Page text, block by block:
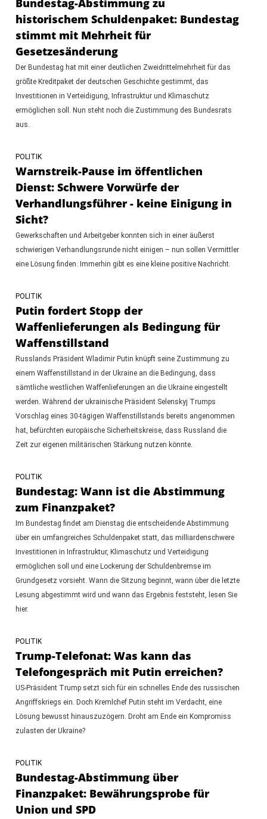
Bundestag-Abstimmung zu
historischem Schuldenpaket: Bundestag
stimmt mit Mehrheit für
Gesetzesänderung
Der Bundestag hat mit einer deutlichen Zweidrittelmehrheit für das
größte Kreditpaket der deutschen Geschichte gestimmt, das
Investitionen in Verteidigung, Infrastruktur und Klimaschutz
ermöglichen soll. Nun steht noch die Zustimmung des Bundesrats
aus.
POLITIK
Warnstreik-Pause im öffentlichen
Dienst: Schwere Vorwürfe der
Verhandlungsführer - keine Einigung in
Sicht?
Gewerkschaften und Arbeitgeber konnten sich in einer äußerst
schwierigen Verhandlungsrunde nicht einigen – nun sollen Vermittler
eine Lösung finden. Immerhin gibt es eine kleine positive Nachricht.
POLITIK
Putin fordert Stopp der
Waffenlieferungen als Bedingung für
Waffenstillstand
Russlands Präsident Wladimir Putin knüpft seine Zustimmung zu
einem Waffenstillstand in der Ukraine an die Bedingung, dass
sämtliche westlichen Waffenlieferungen an die Ukraine eingestellt
werden. Während der ukrainische Präsident Selenskyj Trumps
Vorschlag eines 30-tägigen Waffenstillstands bereits angenommen
hat, befürchten europäische Sicherheitskreise, dass Russland die
Zeit zur eigenen militärischen Stärkung nutzen könnte.
POLITIK
Bundestag: Wann ist die Abstimmung
zum Finanzpaket?
Im Bundestag findet am Dienstag die entscheidende Abstimmung
über ein umfangreiches Schuldenpaket statt, das milliardenschwere
Investitionen in Infrastruktur, Klimaschutz und Verteidigung
ermöglichen soll und eine Lockerung der Schuldenbremse im
Grundgesetz vorsieht. Wann die Sitzung beginnt, wann über die letzte
Lesung abgestimmt wird und wann das Ergebnis feststeht, lesen Sie
hier.
POLITIK
Trump-Telefonat: Was kann das
Telefongespräch mit Putin erreichen?
US-Präsident Trump setzt sich für ein schnelles Ende des russischen
Angriffskriegs ein. Doch Kremlchef Putin steht im Verdacht, eine
Lösung bewusst hinauszuzögern. Droht am Ende ein Kompromiss
zulasten der Ukraine?
POLITIK
Bundestag-Abstimmung über
Finanzpaket: Bewährungsprobe für
Union und SPD